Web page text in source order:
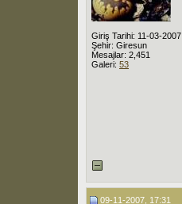
Giriş Tarihi: 11-03-2007
Şehir: Giresun
Mesajlar: 2,451
Galeri: 53
09-11-2007, 17:31